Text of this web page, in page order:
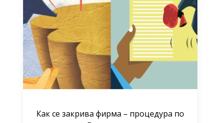
Как се закрива фирма – процедура по